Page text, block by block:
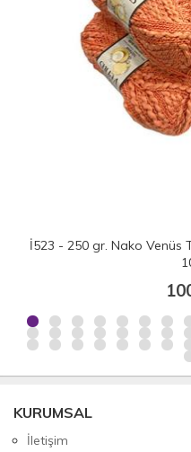
İ523 - 250 gr. Nako Venüs
KURUMSAL
İletişim